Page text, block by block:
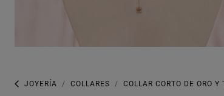
JOYERÍA COLLARES COLLAR CORTO DE ORO